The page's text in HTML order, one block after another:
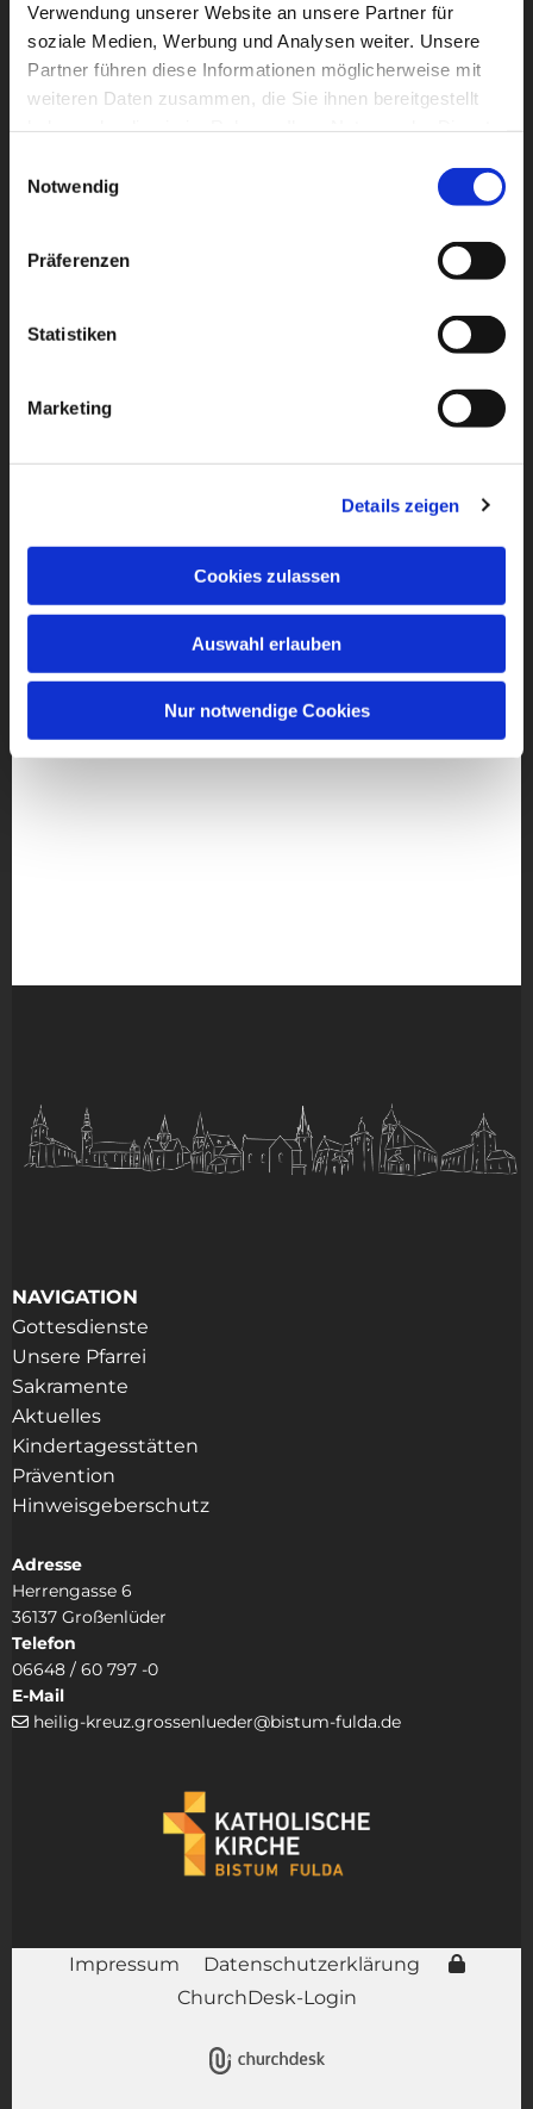
Verwendung unserer Website an unsere Partner für
soziale Medien, Werbung und Analysen weiter. Unsere
Partner führen diese Informationen möglicherweise mit
weiteren Daten zusammen, die Sie ihnen bereitgestellt
Notwendig
Präferenzen
Statistiken
Marketing
Details zeigen
Cookies zulassen
Auswahl erlauben
Nur notwendige Cookies
Dies könnte Sie auch
NAVIGATION
Gottesdienste
Unsere Pfarrei
Sakramente
Aktuelles
Kindertagesstätten
Prävention
Hinweisgeberschutz
Adresse
Herrengasse 6
36137 Großenlüder
Telefon
06648 / 60 797 -0
E-Mail
 heilig-kreuz.grossenlueder@bistum-fulda.de
Impressum
Datenschutzerklärung
ChurchDesk-Login